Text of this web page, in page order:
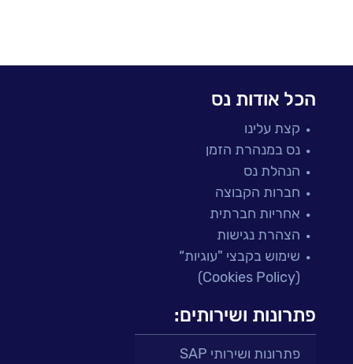
הכל אודות נס
קצת עלינו
נס במנהרת הזמן
הנהלת נס
חברות הקבוצה
אחריות חברתית
הצהרת נגישות
שימוש בקבצי "עוגיות“
(Cookies Policy)
פתרונות ושירותים:
פתרונות ושירותי SAP